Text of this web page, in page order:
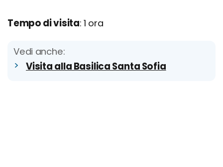
Tempo di visita: 1 ora
Vedi anche:
Visita alla Basilica Santa Sofia